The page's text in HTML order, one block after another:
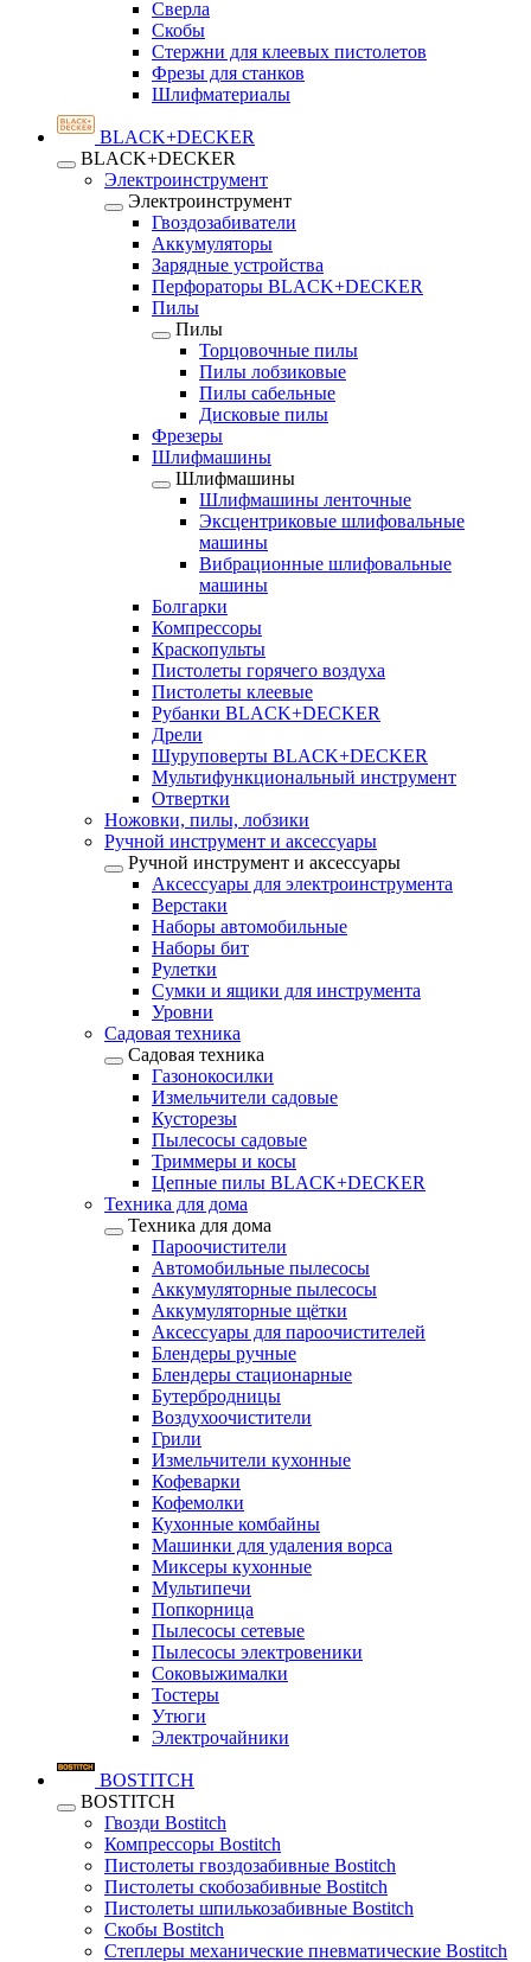
Сверла
Скобы
Стержни для клеевых пистолетов
Фрезы для станков
Шлифматериалы
BLACK+DECKER
BLACK+DECKER
Электроинструмент
Электроинструмент
Гвоздозабиватели
Аккумуляторы
Зарядные устройства
Перфораторы BLACK+DECKER
Пилы
Пилы
Торцовочные пилы
Пилы лобзиковые
Пилы сабельные
Дисковые пилы
Фрезеры
Шлифмашины
Шлифмашины
Шлифмашины ленточные
Эксцентриковые шлифовальные
машины
Вибрационные шлифовальные
машины
Болгарки
Компрессоры
Краскопульты
Пистолеты горячего воздуха
Пистолеты клеевые
Рубанки BLACK+DECKER
Дрели
Шуруповерты BLACK+DECKER
Мультифункциональный инструмент
Отвертки
Ножовки, пилы, лобзики
Ручной инструмент и аксессуары
Ручной инструмент и аксессуары
Аксессуары для электроинструмента
Верстаки
Наборы автомобильные
Наборы бит
Рулетки
Сумки и ящики для инструмента
Уровни
Садовая техника
Садовая техника
Газонокосилки
Измельчители садовые
Кусторезы
Пылесосы садовые
Триммеры и косы
Цепные пилы BLACK+DECKER
Техника для дома
Техника для дома
Пароочистители
Автомобильные пылесосы
Аккумуляторные пылесосы
Аккумуляторные щётки
Аксессуары для пароочистителей
Блендеры ручные
Блендеры стационарные
Бутербродницы
Воздухоочистители
Грили
Измельчители кухонные
Кофеварки
Кофемолки
Кухонные комбайны
Машинки для удаления ворса
Миксеры кухонные
Мультипечи
Попкорница
Пылесосы сетевые
Пылесосы электровеники
Соковыжималки
Тостеры
Утюги
Электрочайники
BOSTITCH
BOSTITCH
Гвозди Bostitch
Компрессоры Bostitch
Пистолеты гвоздозабивные Bostitch
Пистолеты скобозабивные Bostitch
Пистолеты шпилькозабивные Bostitch
Скобы Bostitch
Степлеры механические пневматические Bostitch